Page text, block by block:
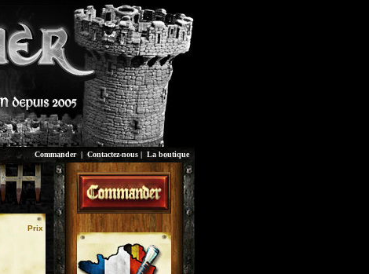
Commander|Contactez-nous | La boutique
Prix